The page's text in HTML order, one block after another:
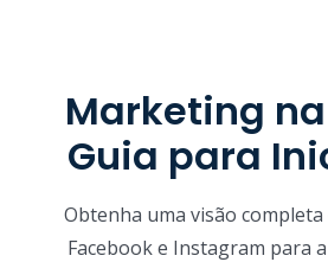
Marketing
Guia para
Obtenha uma visão
Facebook e Instagram para